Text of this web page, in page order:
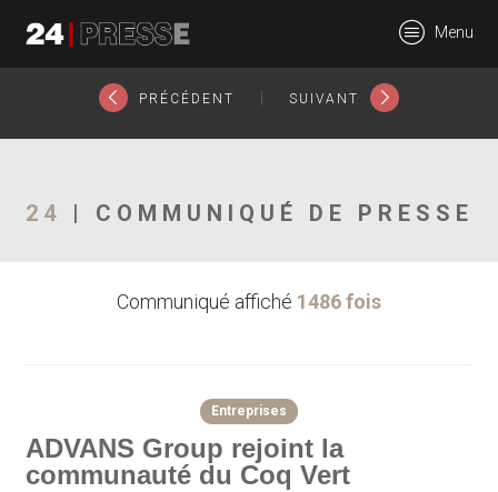
24Presse -
Communiqués de
Menu
PRÉCÉDENT SUIVANT
24 | COMMUNIQUÉ DE PRESSE
Communiqué affiché 1486 fois
Entreprises
ADVANS Group rejoint la
communauté du Coq Vert